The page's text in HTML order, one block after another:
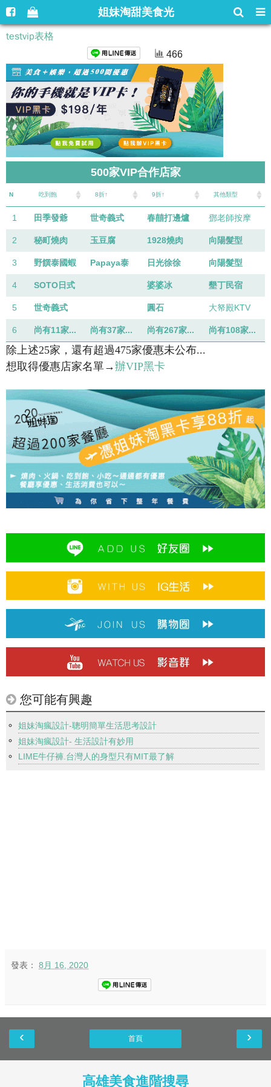
姐妹淘甜美食光
testvip表格
466
500家VIP合作店家
N 吃到飽 8折↑ 9折↑ 其他類型
1 田季發爺 世奇義式 春囍打邊爐 鄧老師按摩
2 秘町燒肉 玉豆腐 1928燒肉 向陽髮型
3 野饌泰國蝦 Papaya泰 日光徐徐 向陽髮型
4 SOTO日式 婆婆冰 墾丁民宿
5 世奇義式 圓石 大帑殿KTV
6 尚有11家... 尚有37家... 尚有267家... 尚有108家...
除上述25家，還有超過475家優惠未公布...
想取得優惠店家名單→辦VIP黑卡
您可能有興趣
姐妹淘瘋設計-聰明簡單生活思考設計
姐妹淘瘋設計- 生活設計有妙用
LIME牛仔褲.台灣人的身型只有MIT最了解
發表： 8月 16, 2020
‹ ›
首頁
高雄美食進階搜尋